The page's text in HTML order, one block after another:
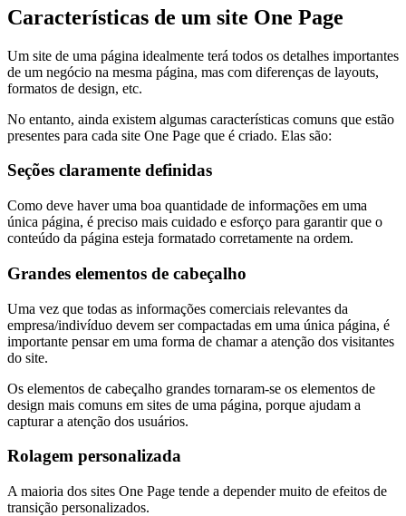
Características de um site One Page
Um site de uma página idealmente terá todos os detalhes importantes
de um negócio na mesma página, mas com diferenças de layouts,
formatos de design, etc.
No entanto, ainda existem algumas características comuns que estão
presentes para cada site One Page que é criado. Elas são:
Seções claramente definidas
Como deve haver uma boa quantidade de informações em uma
única página, é preciso mais cuidado e esforço para garantir que o
conteúdo da página esteja formatado corretamente na ordem.
Grandes elementos de cabeçalho
Uma vez que todas as informações comerciais relevantes da
empresa/indivíduo devem ser compactadas em uma única página, é
importante pensar em uma forma de chamar a atenção dos visitantes
do site.
Os elementos de cabeçalho grandes tornaram-se os elementos de
design mais comuns em sites de uma página, porque ajudam a
capturar a atenção dos usuários.
Rolagem personalizada
A maioria dos sites One Page tende a depender muito de efeitos de
transição personalizados.